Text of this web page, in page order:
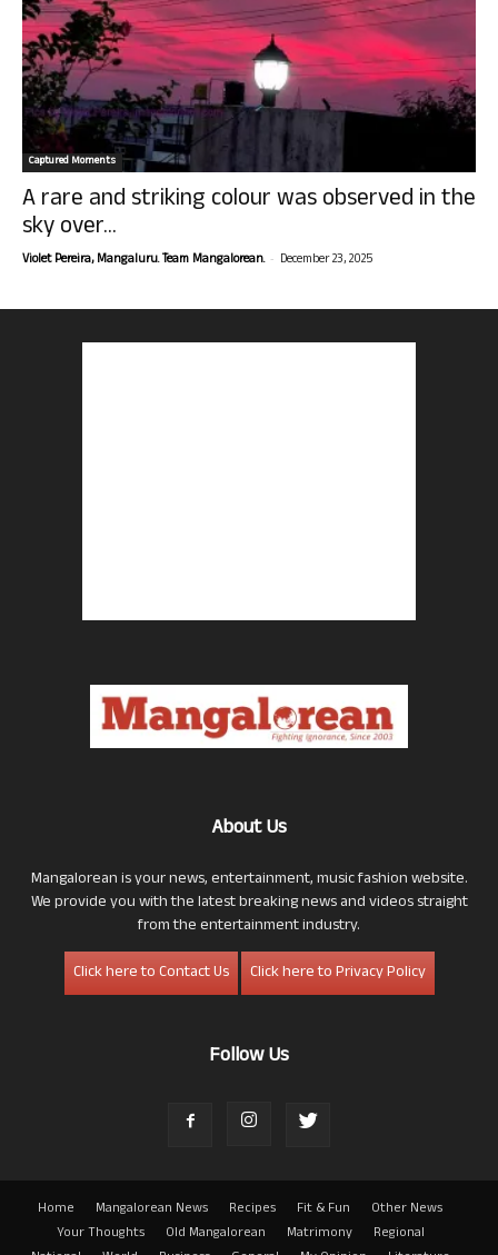
Captured Moments
A rare and striking colour was observed in the
sky over...
Violet Pereira, Mangaluru. Team Mangalorean. - December 23, 2025
About Us
Mangalorean is your news, entertainment, music fashion website.
We provide you with the latest breaking news and videos straight
from the entertainment industry.
Click here to Contact Us
Click here to Privacy Policy
Follow Us
Home Mangalorean News Recipes Fit & Fun
Other News
Your Thoughts
Old Mangalorean Matrimony
Regional